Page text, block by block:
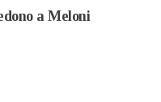
a Meloni